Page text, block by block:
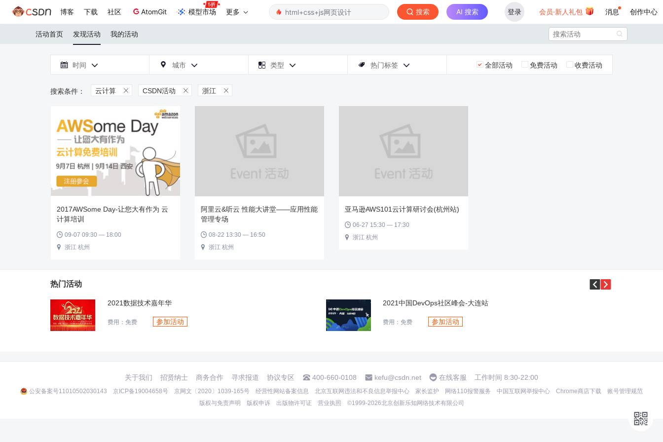
博客 下载 社区 AtomGit 模型市场 更多 搜索 AI 搜索 登录 会员·新人礼包 消息 创作中心
活动首页 发现活动 我的活动 
 时间   城市   类型   热门标签  全部活动 免费活动 收费活动
云计算  CSDN活动  浙江 
2017AWSome Day-让您大有作为 云
计算培训
 09-07 09:30 — 18:00
 浙江 杭州
阿里云&听云 性能大讲堂——应用性能
管理专场
 08-22 13:30 — 16:50
 浙江 杭州
亚马逊AWS101云计算研讨会(杭州站)
 06-27 15:30 — 17:30
 浙江 杭州
热门活动 
2021数据技术嘉年华
费用：免费 参加活动
2021中国DevOps社区峰会-大连站
费用：免费 参加活动

关于我们 招贤纳士 商务合作 寻求报道 协议专区 400-660-0108 kefu@csdn.net 在线客服 工作时间 8:30-22:00
公安备案号11010502030143 京ICP备19004658号 京网文〔2020〕1039-165号 经营性网站备案信息 北京互联网违法和不良信息举报中心 家长监护 网络110报警服务 中国互联网举报中心 Chrome商店下载
账号管理规范
版权与免责声明
版权申诉 出版物许可证 营业执照 ©1999-2026北京创新乐知网络技术有限公司